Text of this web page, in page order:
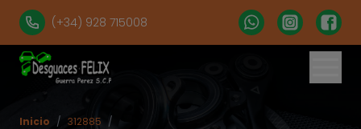
(+34) 928 715008
Inicio / 312885 /